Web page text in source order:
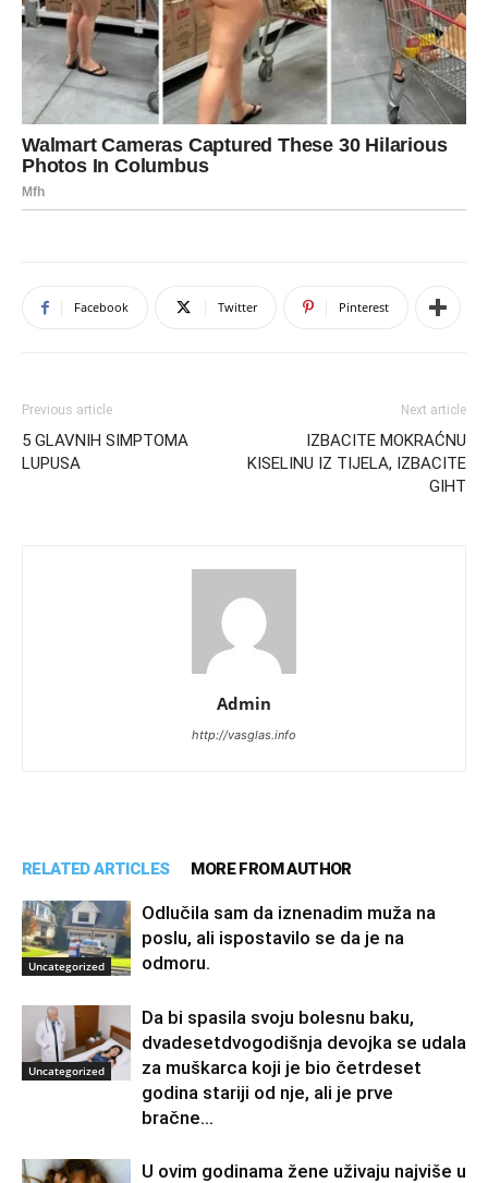
Facebook Twitter Pinterest
Previous article
5 GLAVNIH SIMPTOMA
LUPUSA
Next article
IZBACITE MOKRAĆNU
KISELINU IZ TIJELA, IZBACITE
GIHT
Admin
http://vasglas.info
RELATED ARTICLES MORE FROM AUTHOR
Uncategorized
Odlučila sam da iznenadim muža na
poslu, ali ispostavilo se da je na
odmoru.
Uncategorized
Da bi spasila svoju bolesnu baku,
dvadesetdvogodišnja devojka se udala
za muškarca koji je bio četrdeset
godina stariji od nje, ali je prve
bračne...
U ovim godinama žene uživaju najviše u